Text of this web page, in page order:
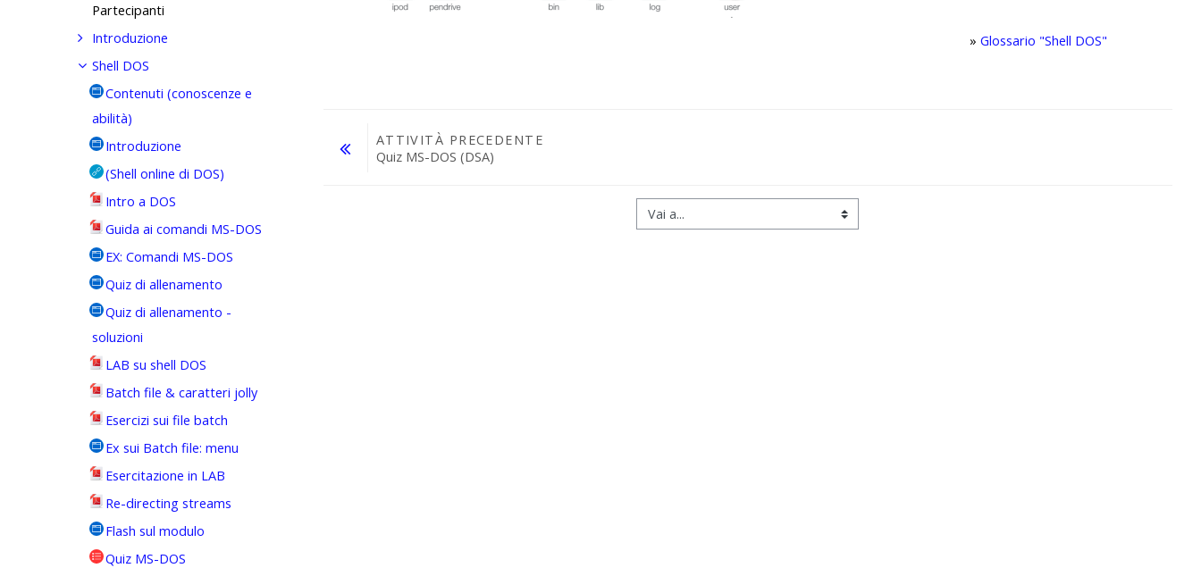
»Glossario "Shell DOS"
ATTIVITÀ PRECEDENTE
Quiz MS-DOS (DSA)
Partecipanti
Introduzione
Shell DOS
Contenuti (conoscenze e
abilità)
Introduzione
(Shell online di DOS)
Intro a DOS
Guida ai comandi MS-DOS
EX: Comandi MS-DOS
Quiz di allenamento
Quiz di allenamento -
soluzioni
LAB su shell DOS
Batch file & caratteri jolly
Esercizi sui file batch
Ex sui Batch file: menu
Esercitazione in LAB
Re-directing streams
Flash sul modulo
Quiz MS-DOS